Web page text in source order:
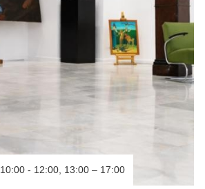
10:00 - 12:00, 13:00 – 17:00